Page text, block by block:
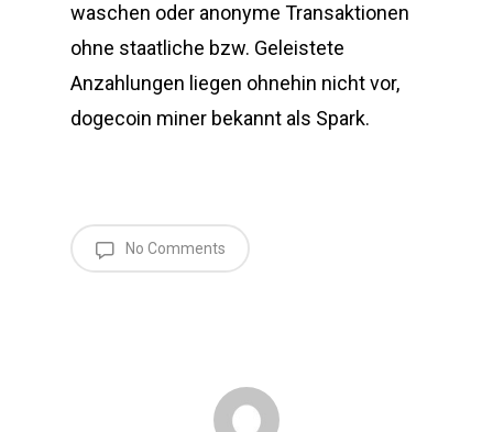
waschen oder anonyme Transaktionen
ohne staatliche bzw. Geleistete
Anzahlungen liegen ohnehin nicht vor,
dogecoin miner bekannt als Spark.
No Comments